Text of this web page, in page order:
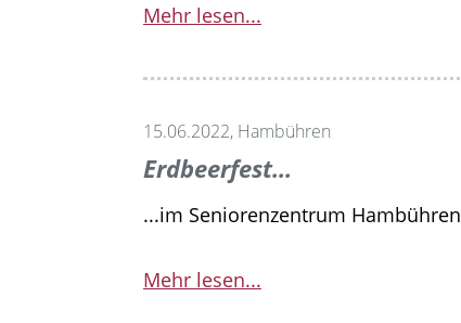
Mehr lesen...
15.06.2022, Hambühren
Erdbeerfest...
...im Seniorenzentrum Hambühren
Mehr lesen...